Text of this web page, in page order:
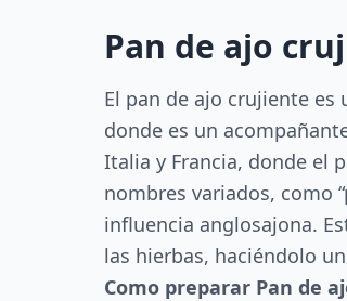
Pan de ajo
El pan de ajo crujiente
donde es un
Italia y Francia, donde el
nombres variados, como
influencia anglosajona.
las hierbas, haciéndolo
Como preparar Pan de